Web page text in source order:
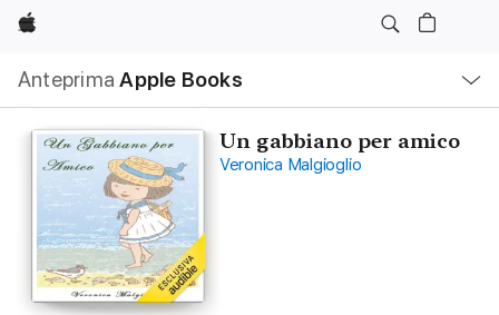
Apple
Anteprima Apple Books
locale
Apri
Menu
Un gabbiano per amico
Veronica Malgioglio